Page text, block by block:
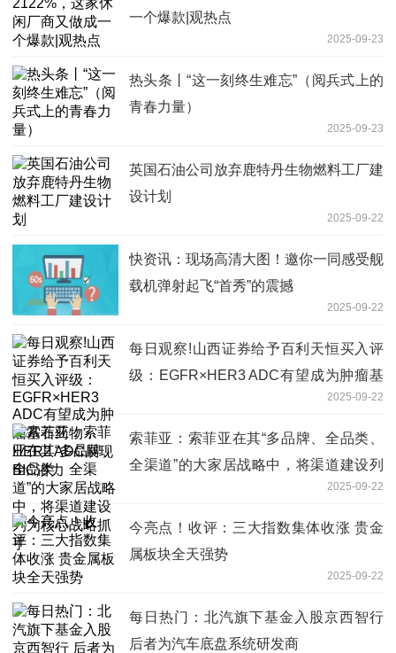
一个爆款|观热点
2025-09-23
热头条丨“这一刻终生难忘”（阅兵式上的
青春力量）
2025-09-23
英国石油公司放弃鹿特丹生物燃料工厂建
设计划
2025-09-22
快资讯：现场高清大图！邀你一同感受舰
载机弹射起飞“首秀”的震撼
2025-09-22
每日观察!山西证券给予百利天恒买入评
级：EGFR×HER3 ADC有望成为肿瘤基
石药物，HER2 ADC展现BIC潜力2025-09-22
索菲亚：索菲亚在其“多品牌、全品类、
全渠道”的大家居战略中，将渠道建设列
2025-09-22
今亮点！收评：三大指数集体收涨 贵金
属板块全天强势
2025-09-22
每日热门：北汽旗下基金入股京西智行
后者为汽车底盘系统研发商